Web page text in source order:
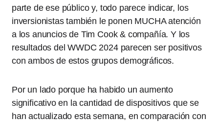
parte de ese público y, todo parece indicar, los
inversionistas también le ponen MUCHA atención
a los anuncios de Tim Cook & compañía. Y los
resultados del WWDC 2024 parecen ser positivos
con ambos de estos grupos demográficos.
Por un lado porque ha habido un aumento
significativo en la cantidad de dispositivos que se
han actualizado esta semana, en comparación con